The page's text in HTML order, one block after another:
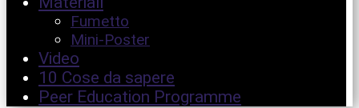
Fumetto
Mini-Poster
Video
10 Cose da sapere
Peer Education Programme